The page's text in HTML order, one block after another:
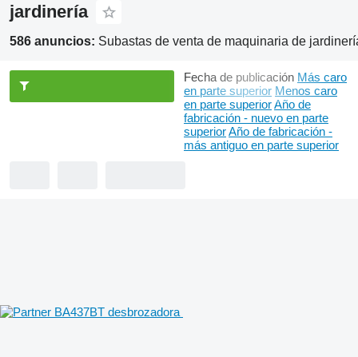
jardinería
586 anuncios: Subastas de venta de maquinaria de
Fecha de publicación Más caro
en parte superior Menos caro
en parte superiorAño de
fabricación - nuevo en parte
superiorAño de fabricación -
más antiguo en parte superior